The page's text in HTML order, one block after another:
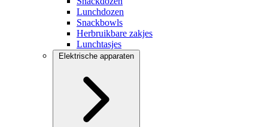
Lunchdozen
Snackbowls
Herbruikbare zakjes
Lunchtasjes
Elektrische apparaten